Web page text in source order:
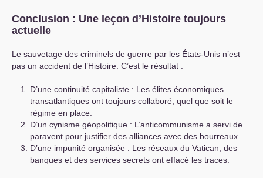
Conclusion : Une leçon d’Histoire toujours
actuelle
Le sauvetage des criminels de guerre par les États-Unis n’est
pas un accident de l’Histoire. C’est le résultat :
D’une continuité capitaliste : Les élites économiques
transatlantiques ont toujours collaboré, quel que soit le
régime en place.
D’un cynisme géopolitique : L’anticommunisme a servi de
paravent pour justifier des alliances avec des bourreaux.
D’une impunité organisée : Les réseaux du Vatican, des
banques et des services secrets ont effacé les traces.